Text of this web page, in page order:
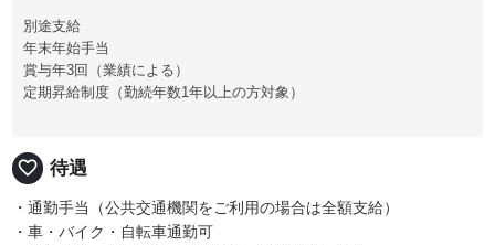
別途支給
年末年始手当
賞与年3回（業績による）
定期昇給制度（勤続年数1年以上の方対象）
favorite_border 待遇
・通勤手当（公共交通機関をご利用の場合は全額支給）
・車・バイク・自転車通勤可